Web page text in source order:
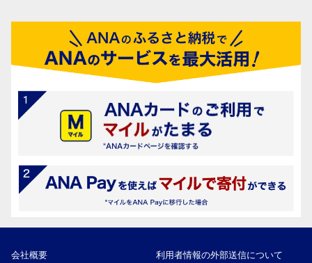
会社概要 利用者情報の外部送信について